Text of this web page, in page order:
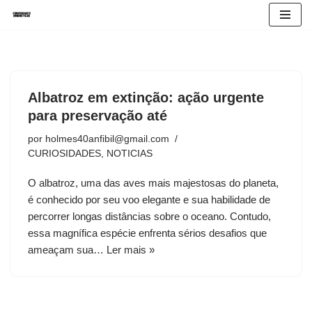
Albatroz em extinção: ação urgente
para preservação até
por holmes40anfibil@gmail.com
CURIOSIDADES, NOTICIAS
O albatroz, uma das aves mais majestosas do planeta,
é conhecido por seu voo elegante e sua habilidade de
percorrer longas distâncias sobre o oceano. Contudo,
essa magnífica espécie enfrenta sérios desafios que
ameaçam sua… Ler mais »